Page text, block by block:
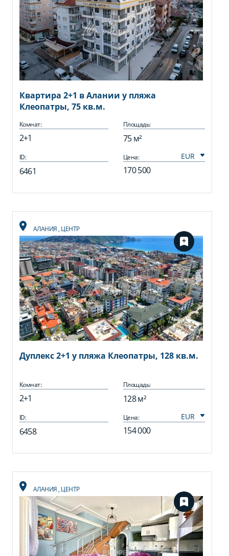
Квартира 2+1 в Алании у пляжа
Клеопатры, 75 кв.м.
Комнат:
2+1
Площадь:
75 м²
ID:
6461
Цена:
170 500
АЛАНИЯ, ЦЕНТР
Дуплекс 2+1 у пляжа Клеопатры, 128 кв.м.
Комнат:
2+1
Площадь:
128 м²
ID:
6458
Цена:
154 000
АЛАНИЯ, ЦЕНТР